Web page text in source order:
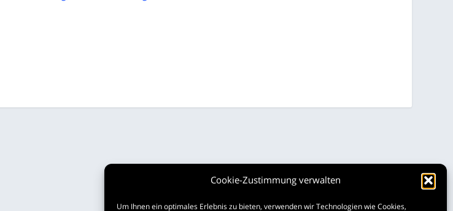
Cookie-Zustimmung verwalten
Um Ihnen ein optimales Erlebnis zu bieten, verwenden wir Technologien wie Cookies,